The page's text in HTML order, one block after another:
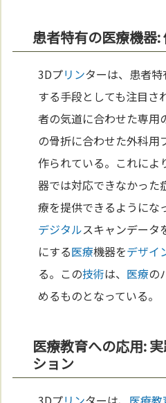
患者特有の医療機器
3Dプリンターは、患者特
する手段としても注目さ
者の気道に合わせた専用
の骨折に合わせた外科用
作られている。これによ
器では対応できなかった
療を提供できるようにな
デジタルスキャンデータ
にする医療機器をデザイ
る。この技術は、 医療の
めるものとなっている。
医療教育への応用:
ション